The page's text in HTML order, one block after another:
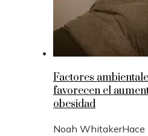
Factores
favorecen el
obesidad
Noah WhitakerHace